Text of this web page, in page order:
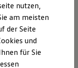
dabei, eine
nutzen,
am meisten
der Seite
und
für Sie